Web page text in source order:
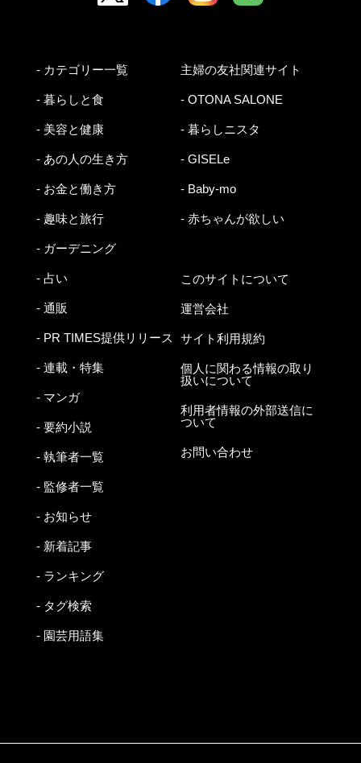
- カテゴリー一覧
- 暮らしと食
- 美容と健康
- あの人の生き方
- お金と働き方
- 趣味と旅行
- ガーデニング
- 占い
- 通販
- PR TIMES提供リリース
- 連載・特集
- マンガ
- 要約小説
- 執筆者一覧
- 監修者一覧
- お知らせ
- 新着記事
- ランキング
- タグ検索
- 園芸用語集
主婦の友社関連サイト
- OTONA SALONE
- 暮らしニスタ
- GISELe
- Baby-mo
- 赤ちゃんが欲しい
このサイトについて
運営会社
サイト利用規約
個人に関わる情報の取り
扱いについて
利用者情報の外部送信に
ついて
お問い合わせ